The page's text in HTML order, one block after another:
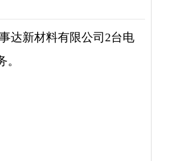
达新材料有限公司2台电